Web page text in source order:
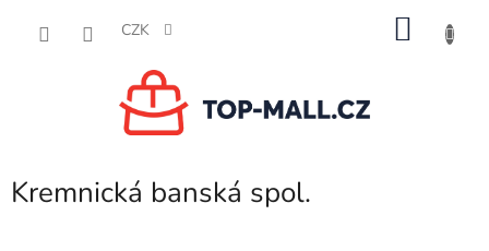
CZK
Kremnická banská spol.